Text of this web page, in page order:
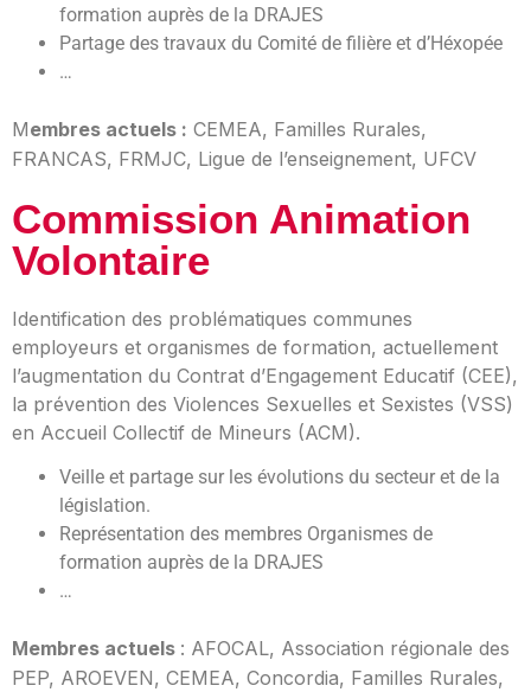
formation auprès de la DRAJES
Partage des travaux du Comité de filière et d’Héxopée
…
Membres actuels : CEMEA, Familles Rurales,
FRANCAS, FRMJC, Ligue de l’enseignement, UFCV
Commission Animation
Volontaire
Identification des problématiques communes
employeurs et organismes de formation, actuellement
l’augmentation du Contrat d’Engagement Educatif (CEE),
la prévention des Violences Sexuelles et Sexistes (VSS)
en Accueil Collectif de Mineurs (ACM).
Veille et partage sur les évolutions du secteur et de la
législation.
Représentation des membres Organismes de
formation auprès de la DRAJES
…
M embres actuels : AFOCAL, Association régionale des
PEP, AROEVEN, CEMEA, Concordia, Familles Rurales,